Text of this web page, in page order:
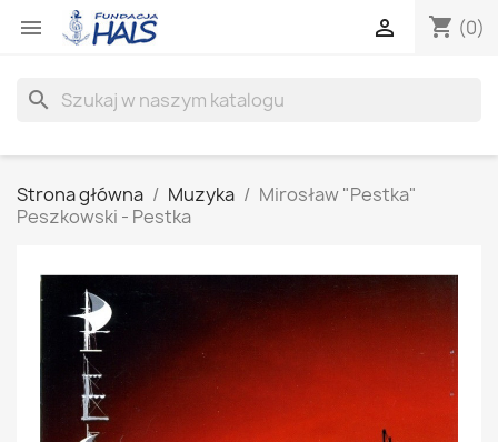
 shopping_cart (0)

search
Strona główna Muzyka
Mirosław "Pestka"
Peszkowski - Pestka